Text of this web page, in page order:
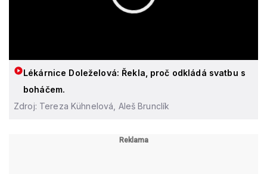
Lékárnice Doleželová: Řekla, proč odkládá svatbu s
boháčem.
Zdroj: Tereza Kühnelová, Aleš Brunclík